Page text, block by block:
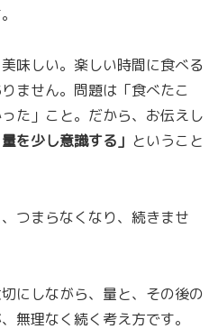
味しい。楽しい時間に食べる
ません。問題は「食べたこ
た」こと。だから、お伝えし
を少し意識する」 ということ
つまらなくなり、続きませ
にしながら、量と、その後の
無理なく続く考え方です。